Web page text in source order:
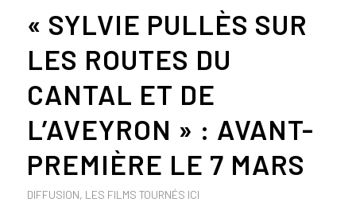
« SYLVIE PULLÈS SUR
LES ROUTES DU
CANTAL ET DE
L’AVEYRON » : AVANT-
PREMIÈRE LE 7 MARS
DIFFUSION, LES FILMS TOURNÉS ICI